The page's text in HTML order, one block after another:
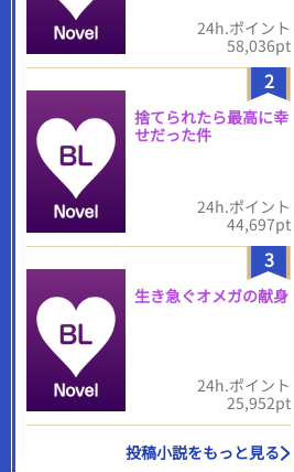
24h.ポイント
58,036pt
2
捨てられたら最高に幸
せだった件
24h.ポイント
44,697pt
3
生き急ぐオメガの献身
24h.ポイント
25,952pt
投稿小説をもっと見る